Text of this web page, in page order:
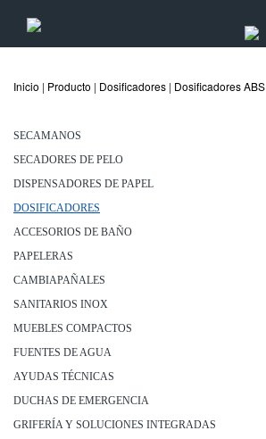
Inicio | Producto | Dosificadores | Dosificadores ABS
SECAMANOS
SECADORES DE PELO
DISPENSADORES DE PAPEL
DOSIFICADORES
ACCESORIOS DE BAÑO
PAPELERAS
CAMBIAPAÑALES
SANITARIOS INOX
MUEBLES COMPACTOS
FUENTES DE AGUA
AYUDAS TÉCNICAS
DUCHAS DE EMERGENCIA
GRIFERÍA Y SOLUCIONES INTEGRADAS